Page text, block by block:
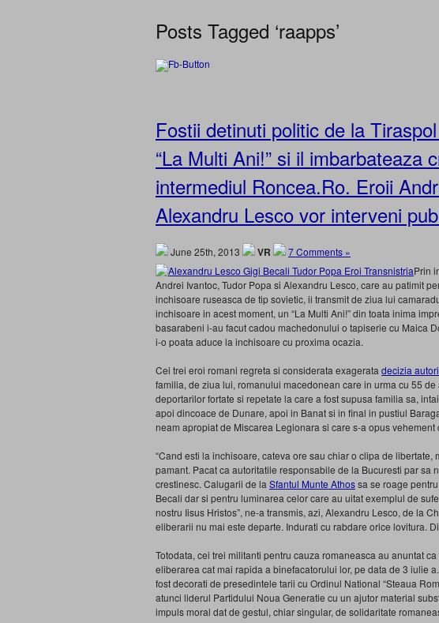
Posts Tagged ‘raapps’
Fostii detinuti politic de la
“La Multi Ani!” si il imbarbateaza
intermediul Roncea.Ro. Eroii
Alexandru Lesco vor interveni
June 25th, 2013 VR
7 Comments »
Prin
Andrei Ivantoc, Tudor Popa si Alexandru Lesco, care au patimit
inchisoare ruseasca de tip sovietic, ii transmit de ziua lui
inchisoare in acest moment, un “La Multi Ani!” din toata inima
basarabeni i-au facut cadou machedonului o tapiserie cu Maica
i-o poata aduce la inchisoare cu proxima ocazia.
Cei trei eroi romani regreta si considerata exagerata decizia
familia, de ziua lui, romanului macedonean care in urma cu 55
deportarilor fortate si repetate la care a fost supusa familia sa,
apoi dincoace de Dunare, apoi in Banat si in final in pustiul
neam apropiat de Miscarea Legionara si care s-a opus vehement
“Cand esti la inchisoare, cateva ore sau chiar o clipa de
pamant. Pacat ca autoritatile responsabile de la Bucuresti par sa
crestinesc. Calugarii de la Sfantul Munte Athossa se roage
Becali dar si pentru luminarea celor care au uitat exemplul de
nostru Iisus Hristos”, ne-a transmis, azi, Alexandru Lesco, de la
eliberarii nu mai este departe. Indurati cu rabdare orice lovitura.
Totodata, cei trei militanti pentru cauza romaneasca au anuntat
eliberarea cat mai rapida a binefacatorului lor, pe data de 3 iulie
fost decorati de presedintele tarii cu Ordinul National “Steaua
atunci liderul Partidului Noua Generatie cu un ajutor material
impuls moral dat de gestul, chiar singular, de solidaritate